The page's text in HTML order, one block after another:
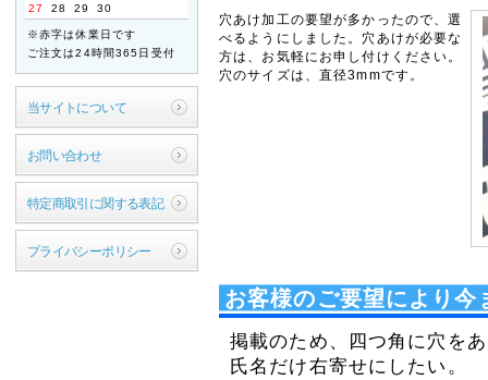
ご迷惑をお掛けいたします
が、何卒ご了承くださいま
すよう宜しくお願い申し上
げます。
敬具
2026年04月21日
【ご案内】ゴールデン
ウィーク休業のお知ら
せ
のこととお慶び申し上げま
27
28 29 30
※赤字は休業日です
ご注文は24時間365日受付
当サイトについて
お問い合わせ
特定商取引に関する表記
プライバシーポリシー
穴あけ加工の要望が多かったので、選
べるようにしました。穴あけが必要な
方は、お気軽にお申し付けください。
穴のサイズは、直径3mmです。
お客様のご要望により
掲載のため、四つ角に穴を
氏名だけ右寄せにしたい